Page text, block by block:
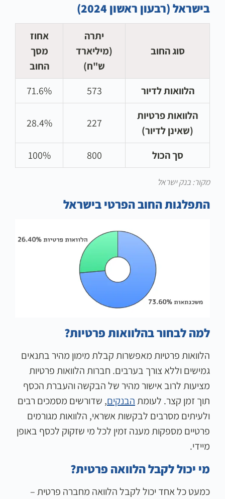
בישראל (רבעון ראשון 2024)
סוג החוב
יתרה
(מיליארד
ש"ח)
אחוז
מסך
החוב
הלוואות לדיור
573
71.6%
הלוואות פרטיות
(שאינן לדיור)
227
28.4%
סך הכול 800
100%
מקור: בנק ישראל
התפלגות החוב הפרטי בישראל
למה לבחור בהלוואות פרטיות?
הלוואות פרטיות מאפשרות קבלת מימון מהיר בתנאים
גמישים וללא צורך בערבים. חברות הלוואות פרטיות
מציעות לרוב אישור מהיר של הבקשה והעברת הכסף
תוך זמן קצר. לעומתהבנקים, שדורשים מסמכים רבים
ולעיתים מסרבים לבקשות אשראי, הלוואות מגורמים
פרטיים מספקות מענה זמין לכל מי שזקוק לכסף באופן
מיידי.
מי יכול לקבל הלוואה פרטית?
כמעט כל אחד יכול לקבל הלוואה מחברה פרטית –